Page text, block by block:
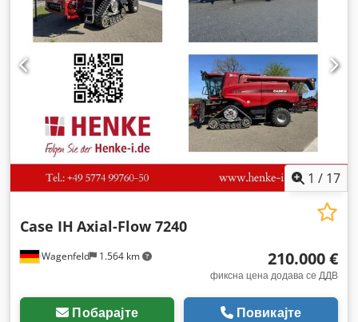
1 / 17
Wagenfeld 1.564 km
Case IH Axial-Flow 7240
210.000 €
фиксна цена додава се ДДВ
Побарајте Повикајте